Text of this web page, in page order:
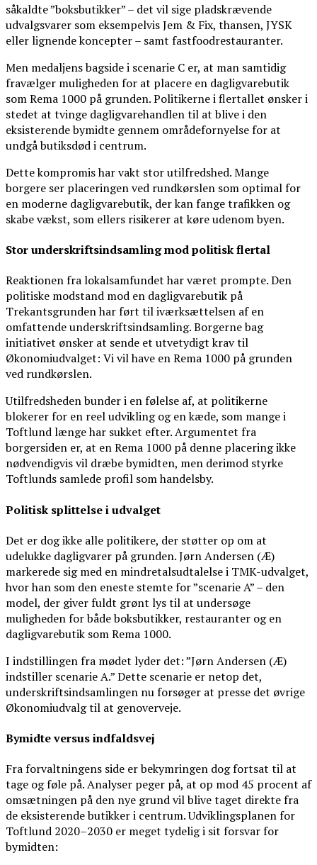
såkaldte ”boksbutikker” – det vil sige pladskrævende
udvalgsvarer som eksempelvis Jem & Fix, thansen, JYSK
eller lignende koncepter – samt fastfoodrestauranter.
Men medaljens bagside i scenarie C er, at man samtidig
fravælger muligheden for at placere en dagligvarebutik
som Rema 1000 på grunden. Politikerne i flertallet ønsker i
stedet at tvinge dagligvarehandlen til at blive i den
eksisterende bymidte gennem områdefornyelse for at
undgå butiksdød i centrum.
Dette kompromis har vakt stor utilfredshed. Mange
borgere ser placeringen ved rundkørslen som optimal for
en moderne dagligvarebutik, der kan fange trafikken og
skabe vækst, som ellers risikerer at køre udenom byen.
Stor underskriftsindsamling mod politisk flertal
Reaktionen fra lokalsamfundet har været prompte. Den
politiske modstand mod en dagligvarebutik på
Trekantsgrunden har ført til iværksættelsen af en
omfattende underskriftsindsamling. Borgerne bag
initiativet ønsker at sende et utvetydigt krav til
Økonomiudvalget: Vi vil have en Rema 1000 på grunden
ved rundkørslen.
Utilfredsheden bunder i en følelse af, at politikerne
blokerer for en reel udvikling og en kæde, som mange i
Toftlund længe har sukket efter. Argumentet fra
borgersiden er, at en Rema 1000 på denne placering ikke
nødvendigvis vil dræbe bymidten, men derimod styrke
Toftlunds samlede profil som handelsby.
Politisk splittelse i udvalget
Det er dog ikke alle politikere, der støtter op om at
udelukke dagligvarer på grunden. Jørn Andersen (Æ)
markerede sig med en mindretalsudtalelse i TMK-udvalget,
hvor han som den eneste stemte for ”scenarie A” – den
model, der giver fuldt grønt lys til at undersøge
muligheden for både boksbutikker, restauranter og en
dagligvarebutik som Rema 1000.
I indstillingen fra mødet lyder det: ”Jørn Andersen (Æ)
indstiller scenarie A.” Dette scenarie er netop det,
underskriftsindsamlingen nu forsøger at presse det øvrige
Økonomiudvalg til at genoverveje.
Bymidte versus indfaldsvej
Fra forvaltningens side er bekymringen dog fortsat til at
tage og føle på. Analyser peger på, at op mod 45 procent af
omsætningen på den nye grund vil blive taget direkte fra
de eksisterende butikker i centrum. Udviklingsplanen for
Toftlund 2020–2030 er meget tydelig i sit forsvar for
bymidten: